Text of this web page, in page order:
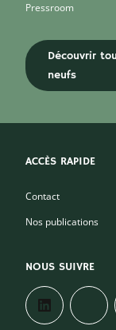
Pressroom
Découvrir
neufs
ACCÈS RAPIDE
Contact
Nos publications
NOUS SUIVRE